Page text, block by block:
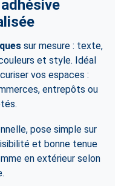
sur mesure : texte,
et style. Idéal
vos espaces :
entrepôts ou
pose simple sur
et bonne tenue
en extérieur selon